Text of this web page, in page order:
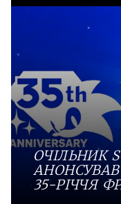
ОЧІЛЬНИК
35-РІЧЧЯ